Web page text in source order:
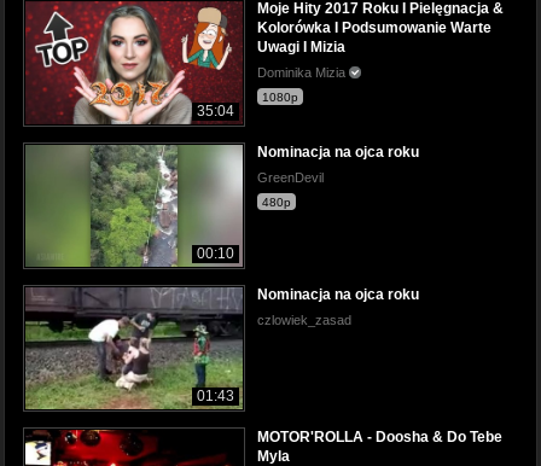
35:04
Moje Hity 2017 Roku I Pielęgnacja &
Kolorówka I Podsumowanie Warte
Uwagi I Mizia
Dominika Mizia
1080p
00:10
Nominacja na ojca roku
GreenDevil
480p
01:43
Nominacja na ojca roku
czlowiek_zasad
MOTOR'ROLLA - Doosha & Do Tebe
Myla